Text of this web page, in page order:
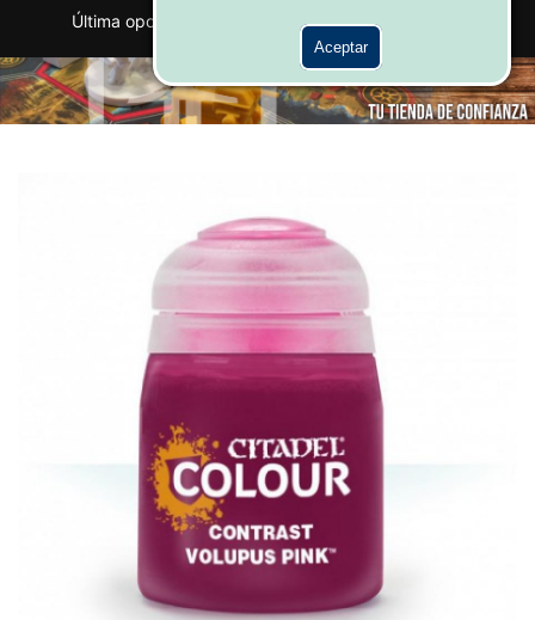
Última oportunidad Wargames
Aceptar